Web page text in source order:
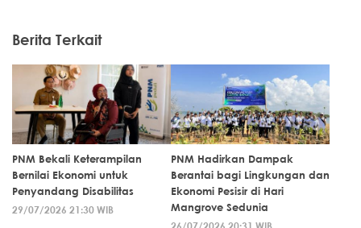
Berita Terkait
PNM Bekali Keterampilan
Bernilai Ekonomi untuk
Penyandang Disabilitas
29/07/2026 21:30 WIB
PNM Hadirkan Dampak
Berantai bagi Lingkungan dan
Ekonomi Pesisir di Hari
Mangrove Sedunia